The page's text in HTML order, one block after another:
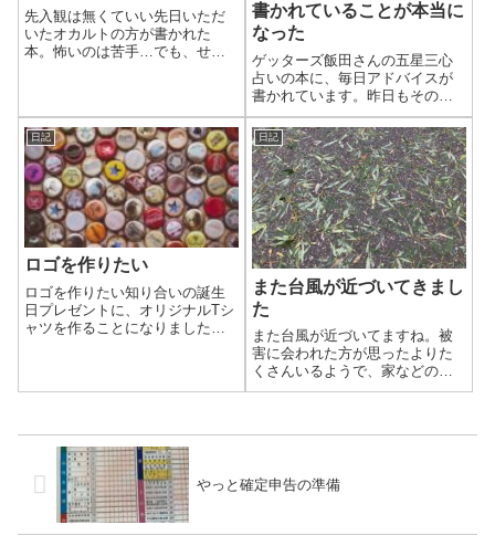
先入観は無くていい先日いただ
いたオカルトの方が書かれた
本。怖いのは苦手…でも、せっ
ので少しずつですが、もうすぐ
読み終えます。怪談のような怖
い内容を想像してま...
書かれていることが本当に
なった
ゲッターズ飯田さんの五星三心
占いの本に、毎日アドバイスが
書かれています。昨日もその日
のアドバイスを見てみました。
日記
ロゴを作りたい
ロゴを作りたい知り合いの誕生
日プレゼントに、オリジナルTシ
ャツを作ることになりました。
ロゴのデ...
日記
また台風が近づいてきまし
た
また台風が近づいてますね。被
害に会われた方が思ったよりた
くさんいるようで、家などの修
復が追いついてないようです。
やっと確定申告の準備